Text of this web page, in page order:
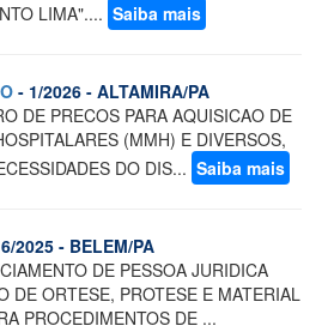
LIMA".... Saiba mais
- 1/2026 - ALTAMIRA/PA
DE PRECOS PARA AQUISICAO DE
(MMH) E DIVERSOS,
DO DIS... Saiba mais
2025 - BELEM/PA
DE PESSOA JURIDICA
DE ORTESE, PROTESE E MATERIAL
PROCEDIMENTOS DE ...